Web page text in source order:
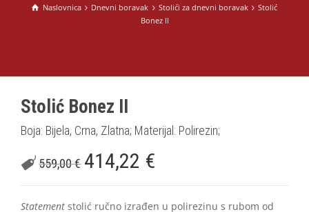
Naslovnica Dnevni boravak Stolići za dnevni boravak
Stolić
Bonez II
Stolić Bonez II
Boja: Bijela, Crna, Zlatna; Materijal: Polirezin;
559,00€ 414,22 €
Statement stolić ručno izrađen u polirezinu s rubom od